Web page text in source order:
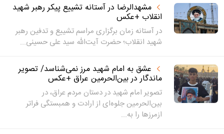
مشهدالرضا در آستانه تشییع پیکر رهبر شهید
انقلاب +عکس
در آستانه زمان برگزاری مراسم تشییع و تدفین رهبر
شهید انقلاب؛ حضرت آیت‌الله سید علی حسینی...
عشق به امام شهید مرز نمی‌شناسد/ تصویر
ماندگار در بین‌الحرمین عراق +عکس
تصویر امام شهید در دستان مردم عراق، در
بین‌الحرمین جلوه‌ای از ارادت و همبستگی فراتر
ازمرزها را به...